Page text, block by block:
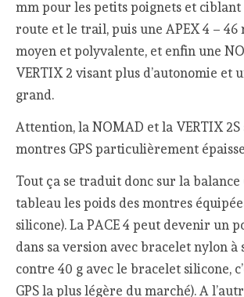
mm pour les petits poignets et ciblant
route et le trail, puis une APEX 4 –
moyen et polyvalente, et enfin une
VERTIX 2 visant plus d’autonomie et
grand.
Attention, la NOMAD et la VERTIX 2S
montres GPS particulièrement
Tout ça se traduit donc sur la balance
tableau les poids des montres
silicone). La PACE 4 peut devenir un
dans sa version avec bracelet nylon à
contre 40 g avec le bracelet silicone,
GPS la plus légère du marché). A